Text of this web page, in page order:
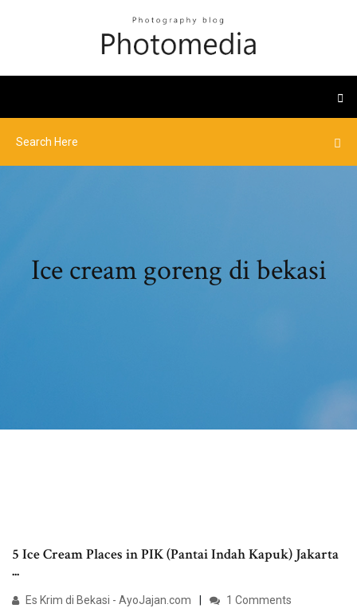
Ice cream goreng di bekasi
5 Ice Cream Places in PIK (Pantai Indah Kapuk) Jakarta
...
Es Krim di Bekasi - AyoJajan.com 1 Comments